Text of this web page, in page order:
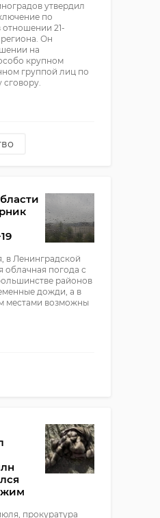
утвердил
по
отношении 21-
Он
на
крупном
группой лиц по
сговору.
в Ленинградской
облачная погода с
районов
дожди, а в
местами возможны
прокуратура